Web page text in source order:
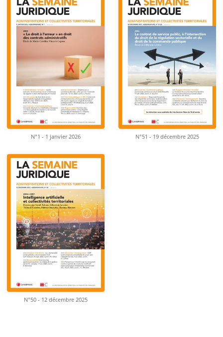
N°1 - 1 janvier 2026 N°51 - 19 décembre 2025
N°50 - 12 décembre 2025